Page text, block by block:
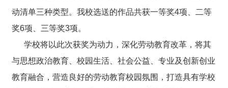
动清单三种类型。我校选送的作品共获一等奖4项、二等
奖6项、三等奖3项。
学校将以此次获奖为动力，深化劳动教育改革，将其
与思想政治教育、校园生活、社会公益、专业及创新创业
教育融合，营造良好的劳动教育校园氛围，打造具有学校